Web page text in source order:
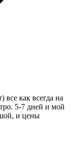
как всегда на
5-7 дней и мой
и цены